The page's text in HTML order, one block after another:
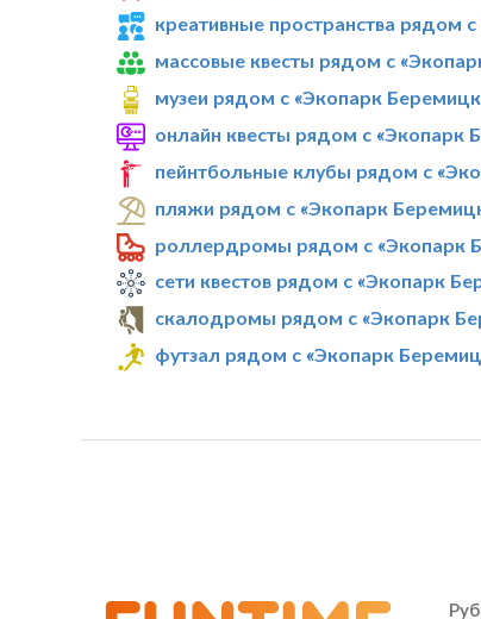
креативные пространства рядом
массовые квесты рядом с
музеи рядом с «Экопарк
онлайн квесты рядом с «Экопарк
пейнтбольные клубы рядом с
пляжи рядом с «Экопарк
роллердромы рядом с «Экопарк
сети квестов рядом с «Экопарк
скалодромы рядом с «Экопарк
футзал рядом с «Экопарк